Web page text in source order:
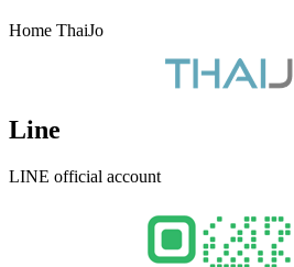
Home ThaiJo
Line
LINE official account